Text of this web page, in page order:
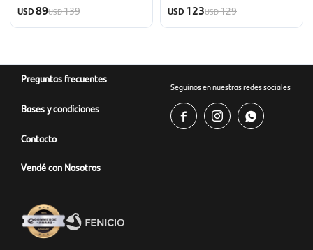
USD89USD139 USD 123USD129
Preguntas frecuentes
Bases y condiciones
Contacto
Vendé con Nosotros
Seguinos en nuestras redes sociales
  